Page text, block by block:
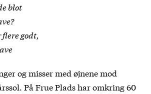
blot
godt,
og misser med øjnene mod
På Frue Plads har omkring 60